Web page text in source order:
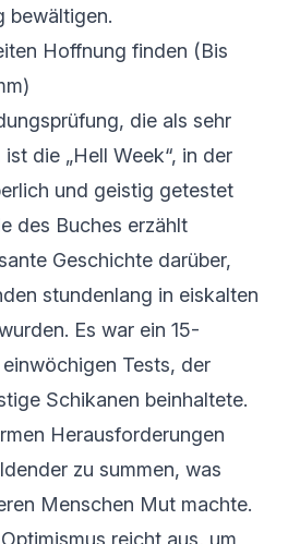
bewältigen.
Hoffnung finden (Bis
die als sehr
die „Hell Week“, in der
und geistig getestet
des Buches erzählt
Geschichte darüber,
stundenlang in eiskalten
Es war ein 15-
Tests, der
Schikanen beinhaltete.
Herausforderungen
zu summen, was
Menschen Mut machte.
reicht aus, um